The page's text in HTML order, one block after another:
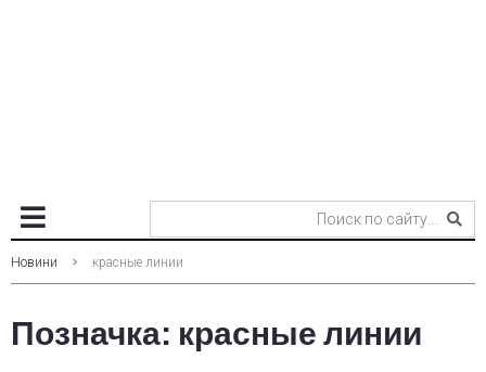
Новини красные линии
Позначка: красные линии